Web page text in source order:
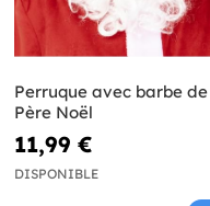
Perruque avec barbe de
Père Noël
11,99 €
DISPONIBLE